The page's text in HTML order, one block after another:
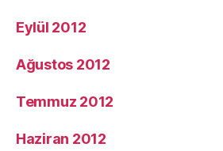
Eylül 2012
Ağustos 2012
Temmuz 2012
Haziran 2012